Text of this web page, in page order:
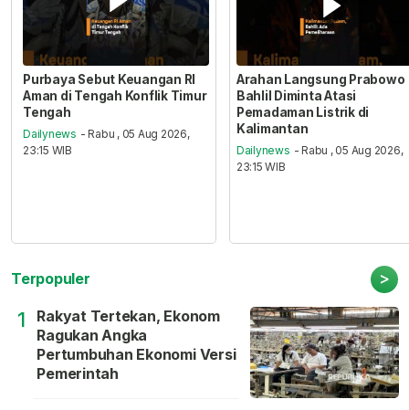
Purbaya Sebut Keuangan RI
Aman di Tengah Konflik Timur
Tengah
Dailynews - Rabu , 05 Aug 2026,
23:15 WIB
Arahan Langsung Prabowo
Bahlil Diminta Atasi
Pemadaman Listrik di
Kalimantan
Dailynews - Rabu , 05 Aug 2026,
23:15 WIB
Terpopuler >
1
Rakyat Tertekan, Ekonom
Ragukan Angka
Pertumbuhan Ekonomi Versi
Pemerintah